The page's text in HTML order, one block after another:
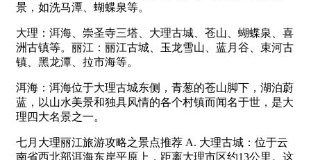
景，如洗马潭、蝴蝶泉等。
大理：洱海、崇圣寺三塔、大理古城、苍山、蝴蝶泉、喜
洲古镇等。丽江：丽江古城、玉龙雪山、蓝月谷、束河古
镇、黑龙潭、拉市海等。
洱海：洱海位于大理古城东侧，青葱的苍山脚下，湖泊蔚
蓝，以山水美景和独具风情的各个村镇而闻名于世，是大
理四大名景之一。
七月大理丽江旅游攻略之景点推荐 A. 大理古城：位于云
南省西北部洱海东岸平原上，距离大理市区约13公里。这